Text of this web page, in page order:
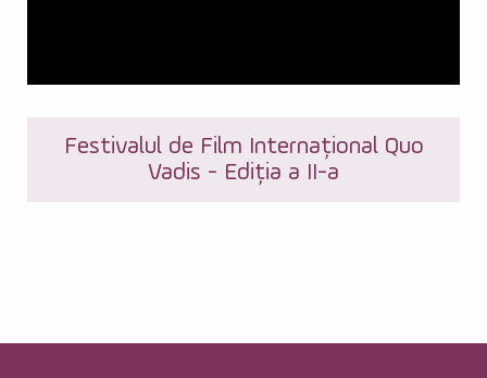
Festivalul de Film Internațional Quo
Vadis - Ediția a II-a